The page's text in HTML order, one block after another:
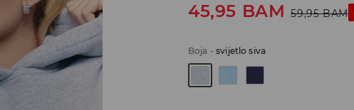
45,95 BAM 59,95 BAM
Boja -svijetlo siva